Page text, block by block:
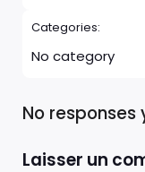
Categories:
No category
No responses
Laisser un